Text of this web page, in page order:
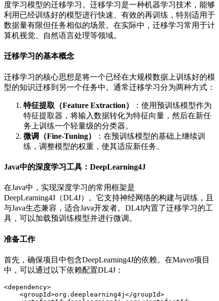
度学习模型的迁移学习。迁移学习是一种机器学习技术，能够
利用已经训练好的模型进行快速、有效的再训练，特别适用于
数据量有限但任务相似的场景。在实际中，迁移学习常用于计
算机视觉、自然语言处理等领域。
迁移学习的基本概念
迁移学习的核心思想是将一个已经在大规模数据上训练好的模
型的知识迁移到另一个任务中。通常迁移学习分为两种方式：
特征提取（Feature Extraction）
：使用预训练模型作为
特征提取器，将输入数据转化为特征向量，然后在新任
务上训练一个轻量级的分类器。
微调（Fine-Tuning）
：在预训练模型的基础上继续训
练，调整模型的权重，使其适应新任务。
Java中的深度学习工具：DeepLearning4J
在Java中，实现深度学习的常用框架是
DeepLearning4J（DL4J）。它支持神经网络的构建与训练，且
与Java生态兼容，适合Java开发者。DL4J内置了迁移学习的工
具，可以加载预训练模型并进行微调。
准备工作
首先，确保项目中包含DeepLearning4J的依赖。在Maven项目
中，可以通过以下依赖配置DL4J：
<dependency>
<groupId>org.deeplearning4j </groupId>